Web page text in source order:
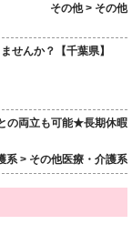
その他 > その他
せんか？【千葉県】
の両立も可能★長期休暇
系 > その他医療・介護系